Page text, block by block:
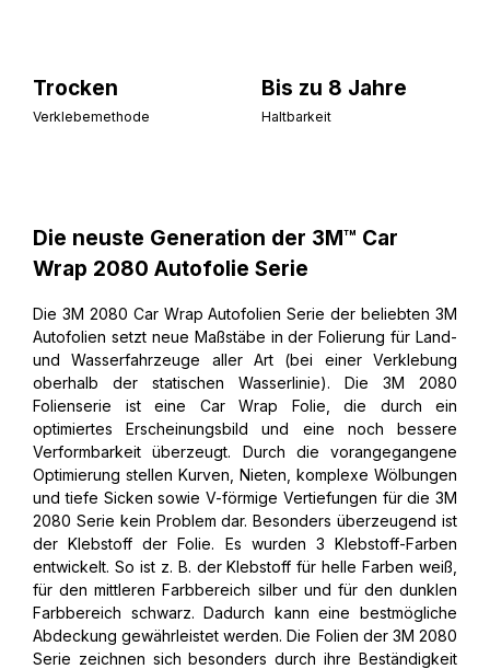
Die neuste Generation der 3M™ Car
Wrap 2080 Autofolie Serie
Die 3M 2080 Car Wrap Autofolien Serie der beliebten 3M
Autofolien setzt neue Maßstäbe in der Folierung für Land-
und Wasserfahrzeuge aller Art (bei einer Verklebung
oberhalb der statischen Wasserlinie). Die 3M 2080
Folienserie ist eine Car Wrap Folie, die durch ein
optimiertes Erscheinungsbild und eine noch bessere
Verformbarkeit überzeugt. Durch die vorangegangene
Optimierung stellen Kurven, Nieten, komplexe Wölbungen
und tiefe Sicken sowie V-förmige Vertiefungen für die 3M
2080 Serie kein Problem dar. Besonders überzeugend ist
der Klebstoff der Folie. Es wurden 3 Klebstoff-Farben
entwickelt. So ist z. B. der Klebstoff für helle Farben weiß,
für den mittleren Farbbereich silber und für den dunklen
Farbbereich schwarz. Dadurch kann eine bestmögliche
Abdeckung gewährleistet werden. Die Folien der 3M 2080
Serie zeichnen sich besonders durch ihre Beständigkeit
Trocken
Verklebemethode
Bis zu 8 Jahre
Haltbarkeit